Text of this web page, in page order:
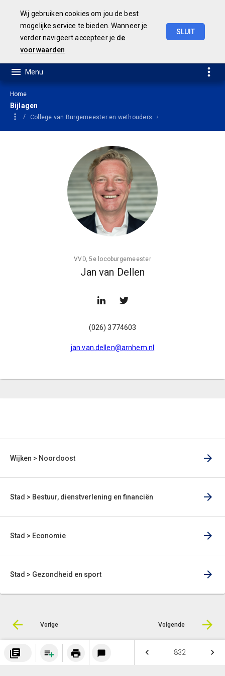
Wij gebruiken cookies om jou de best
mogelijke service te bieden. Wanneer je
verder navigeert accepteer je de
voorwaarden
SLUIT
Home
Bijlagen
College van Burgemeester en wethouders
Jan van Dellen
VVD, 5e locoburgemeester
Jan van Dellen
(026) 3774603
jan.van.dellen@arnhem.nl
Wijken > Noordoost
Stad > Bestuur, dienstverlening en financiën
Stad > Economie
Stad > Gezondheid en sport
Vorige Volgende
© Inergy Privacy statement Sitemap
library_books print chat_bubble keyboard_arrow_left 832 keyboard_arrow_right